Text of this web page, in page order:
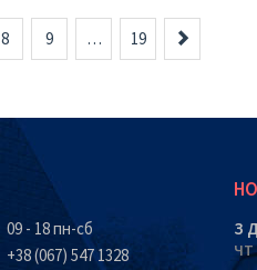
8 9 … 19
09 - 18 пн-сб
+38 (067) 547 1328
З
ЧТ